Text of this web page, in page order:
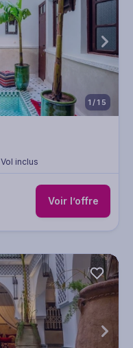
1/15
Vol inclus
Voir l’offre